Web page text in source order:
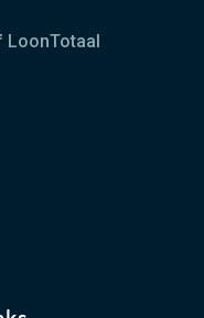
LoonTotaal